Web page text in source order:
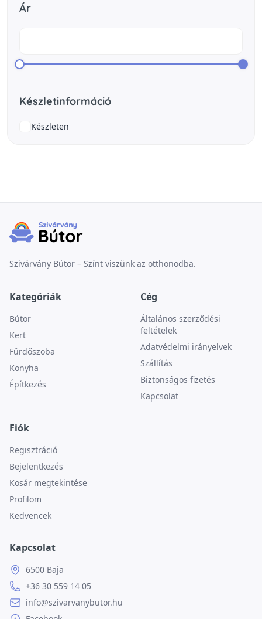
Ár
Készletinformáció
Készleten
Szivárvány Bútor – Színt viszünk az otthonodba.
Kategóriák
Bútor
Kert
Fürdőszoba
Konyha
Építkezés
Cég
Általános szerződési
feltételek
Adatvédelmi irányelvek
Szállítás
Biztonságos fizetés
Kapcsolat
Fiók
Regisztráció
Bejelentkezés
Kosár megtekintése
Profilom
Kedvencek
Kapcsolat
6500 Baja
+36 30 559 14 05
info@szivarvanybutor.hu